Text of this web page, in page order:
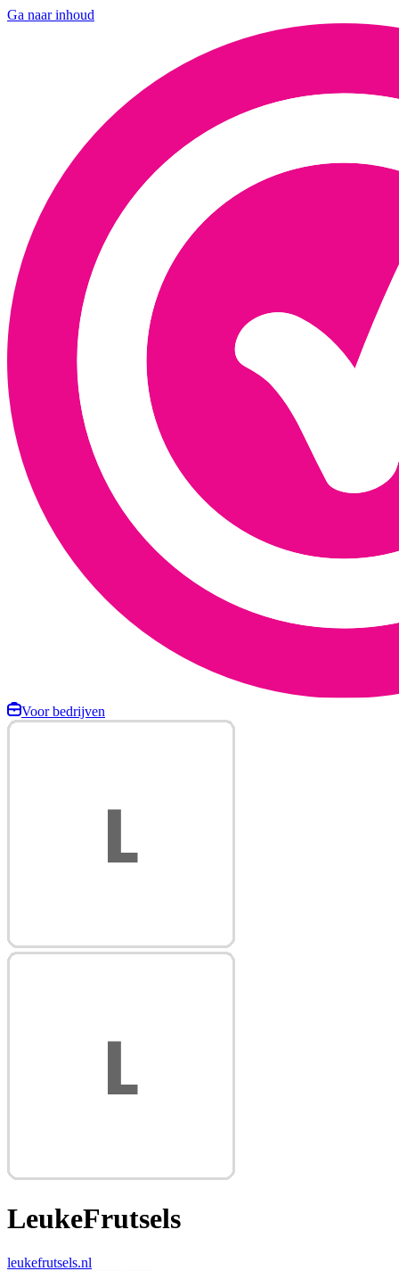
Ga naar inhoud
Voor bedrijven
LeukeFrutsels
leukefrutsels.nl